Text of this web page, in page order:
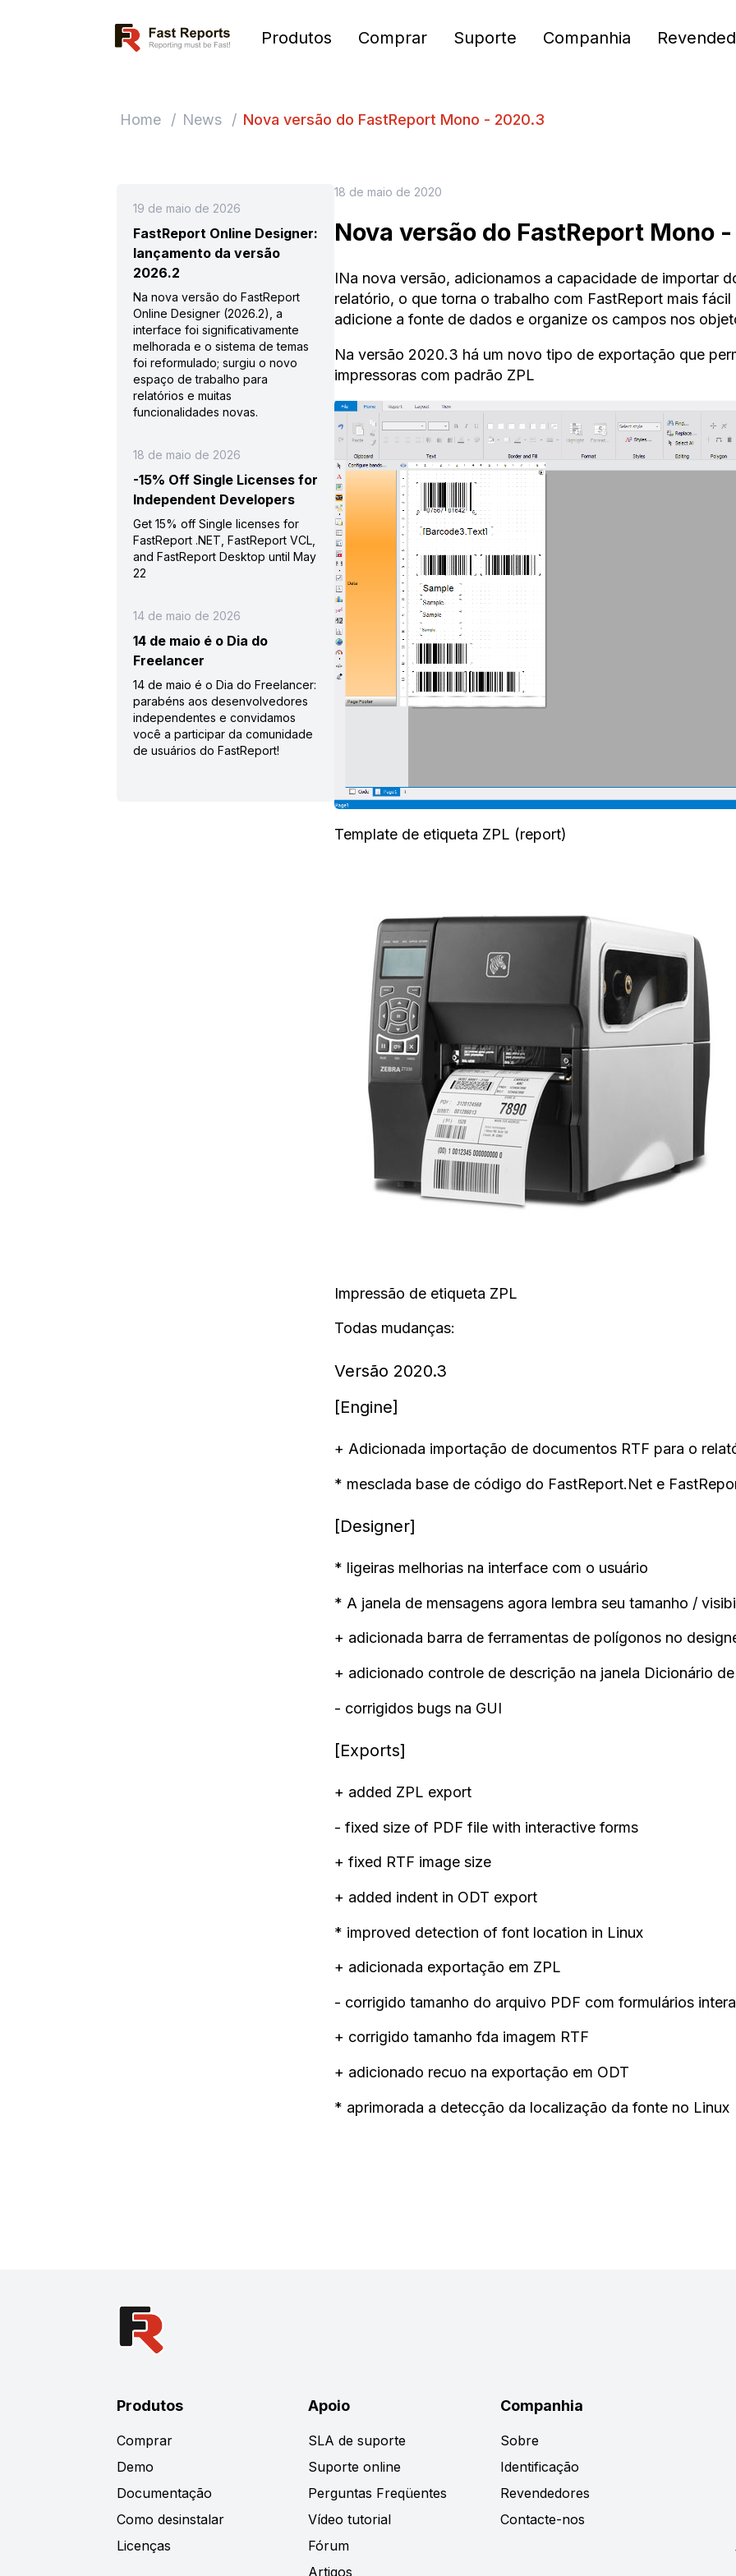
Fast Reports Produtos Comprar Suporte Companhia
Home / News / Nova versão do FastReport Mono - 2020.3
18 de maio de 2020
Nova versão do FastReport Mono
INa nova versão, adicionamos a capacidade de importar
relatório, o que torna o trabalho com FastReport mais
adicione a fonte de dados e organize os campos nos
Na versão 2020.3 há um novo tipo de exportação que
impressoras com padrão ZPL
Template de etiqueta ZPL (report)
Impressão de etiqueta ZPL
Todas mudanças:
Versão 2020.3
[Engine]
+ Adicionada importação de documentos RTF para o
* mesclada base de código do FastReport.Net e
[Designer]
* ligeiras melhorias na interface com o usuário
* A janela de mensagens agora lembra seu tamanho /
+ adicionada barra de ferramentas de polígonos no
+ adicionado controle de descrição na janela Dicionário
- corrigidos bugs na GUI
[Exports]
+ added ZPL export
- fixed size of PDF file with interactive forms
+ fixed RTF image size
+ added indent in ODT export
* improved detection of font location in Linux
+ adicionada exportação em ZPL
- corrigido tamanho do arquivo PDF com formulários
+ corrigido tamanho fda imagem RTF
+ adicionado recuo na exportação em ODT
* aprimorada a detecção da localização da fonte no Linux
19 de maio de 2026
FastReport Online Designer:
lançamento da versão
2026.2
Na nova versão do FastReport
Online Designer (2026.2), a
interface foi significativamente
melhorada e o sistema de temas
foi reformulado; surgiu o novo
espaço de trabalho para
relatórios e muitas
funcionalidades novas.
18 de maio de 2026
-15% Off Single Licenses for
Independent Developers
Get 15% off Single licenses for
FastReport .NET, FastReport VCL,
and FastReport Desktop until May
22
14 de maio de 2026
14 de maio é o Dia do
Freelancer
14 de maio é o Dia do Freelancer:
parabéns aos desenvolvedores
independentes e convidamos
você a participar da comunidade
de usuários do FastReport!
Produtos
Comprar
Demo
Documentação
Como desinstalar
Licenças
Apoio
SLA de suporte
Suporte online
Perguntas Freqüentes
Vídeo tutorial
Fórum
Artigos
Companhia
Sobre
Identificação
Revendedores
Contacte-nos